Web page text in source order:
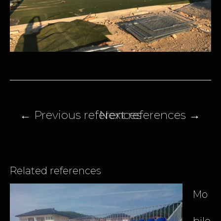
Post
navigation
Related references
Mo